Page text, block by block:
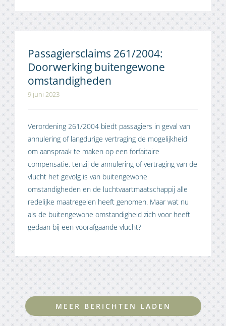
Passagiersclaims 261/2004:
Doorwerking buitengewone
omstandigheden
9 juni 2023
Verordening 261/2004 biedt passagiers in geval van
annulering of langdurige vertraging de mogelijkheid
om aanspraak te maken op een forfaitaire
compensatie, tenzij de annulering of vertraging van de
vlucht het gevolg is van buitengewone
omstandigheden en de luchtvaartmaatschappij alle
redelijke maatregelen heeft genomen. Maar wat nu
als de buitengewone omstandigheid zich voor heeft
gedaan bij een voorafgaande vlucht?
MEER BERICHTEN LADEN